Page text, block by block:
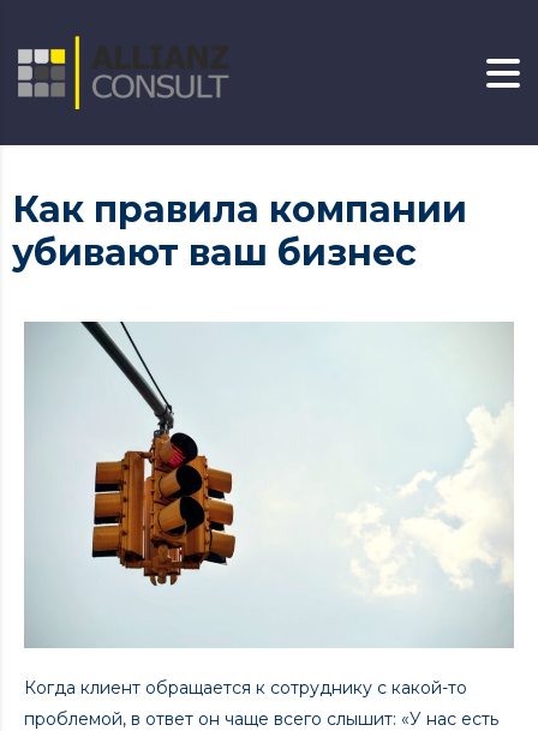
Как правила компании
убивают ваш бизнес
Когда клиент обращается к сотруднику с какой-то
проблемой, в ответ он чаще всего слышит: «У нас есть